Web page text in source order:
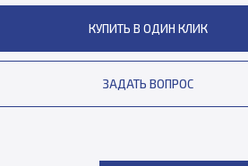
КУПИТЬ В ОДИН КЛИК
ЗАДАТЬ ВОПРОС